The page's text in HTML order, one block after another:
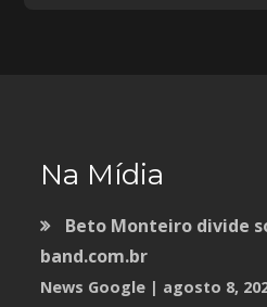
Na Mídia
Beto Monteiro divide
band.com.br
News Google agosto 8,